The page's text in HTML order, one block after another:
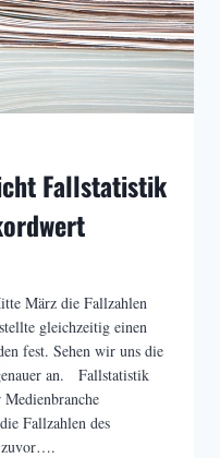
Fallstatistik
März die Fallzahlen
gleichzeitig einen
fest. Sehen wir uns die
an. Fallstatistik
Fallzahlen des
zuvor….